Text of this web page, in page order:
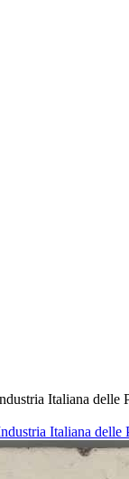
Italiana delle
Italiana delle